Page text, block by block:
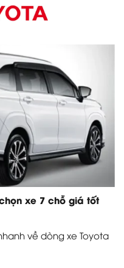
xe 7 chỗ giá tốt
về dòng xe Toyota